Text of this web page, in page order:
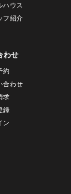
ハウス
フ紹介
わせ
約
合わせ
求
録
ン